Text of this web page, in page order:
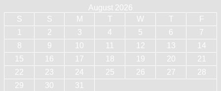
August 2026
S
S M T W T
F
1
2 3 4 5 6
7
8
9 10 11 12 13
14
15
16 17 18 19 20
21
22
23 24 25 26 27
28
29
30 31